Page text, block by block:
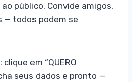
público. Convide amigos,
— todos podem se
em “QUERO
seus dados e pronto —